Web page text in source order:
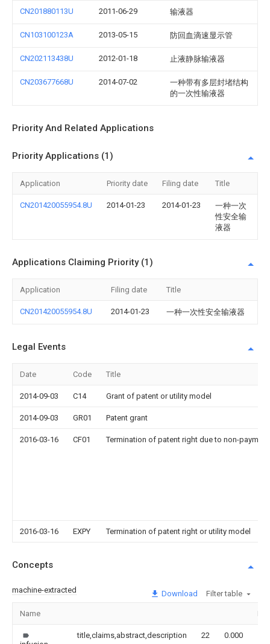
CN201880113U 2011-06-29 输液器
CN103100123A 2013-05-15 防回血滴速显示管
CN202113438U 2012-01-18 止液静脉输液器
CN203677668U 2014-07-02
一种带有多层封堵结构
的一次性输液器
Priority And Related Applications
Priority Applications (1)
Application Priority date Filing date Title
CN201420055954.8U 2014-01-23 2014-01-23
一种一次
性安全输
液器
Applications Claiming Priority (1)
Application Filing date Title
CN201420055954.8U 2014-01-23 一种一次性安全输液器
Legal Events
Date Code Title
2014-09-03 C14 Grant of patent or utility model
2014-09-03 GR01 Patent grant
2016-03-16 CF01 Termination of patent right due to non-
2016-03-16 EXPY Termination of patent right or utility model
Concepts
machine-extracted Download Filter table
Name
title,claims,abstract,description 22 0.000